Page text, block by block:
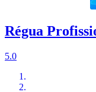
Régua
5.0